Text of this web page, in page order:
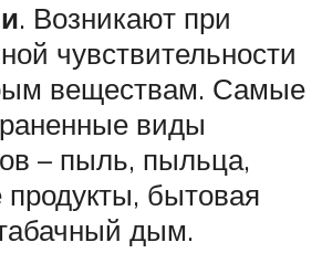
. Возникают при
чувствительности
веществам. Самые
виды
– пыль, пыльца,
бытовая
дым.